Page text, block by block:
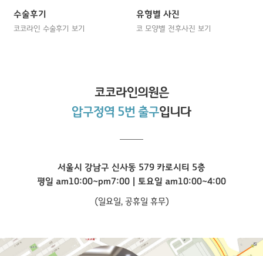
수술후기
코코라인 수술후기 보기
유형별 사진
코 모양별 전후사진 보기
코코라인의원은
압구정역 5번 출구입니다
서울시 강남구 신사동 579 카로시티 5층
평일 am10:00~pm7:00 | 토요일 am10:00~4:00
(일요일, 공휴일 휴무)